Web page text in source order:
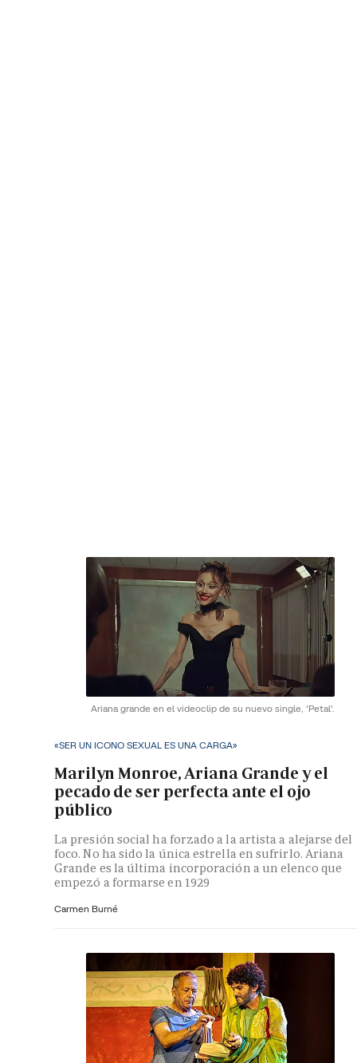
Ariana grande en el videoclip de su nuevo single, 'Petal'.
«SER UN ICONO SEXUAL ES UNA CARGA»
Marilyn Monroe, Ariana Grande y el
pecado de ser perfecta ante el ojo
público
La presión social ha forzado a la artista a alejarse del
foco. No ha sido la única estrella en sufrirlo. Ariana
Grande es la última incorporación a un elenco que
empezó a formarse en 1929
Carmen Burné